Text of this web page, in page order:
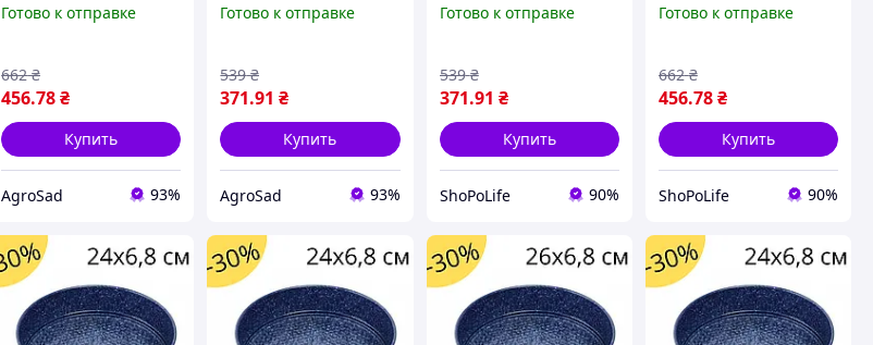
круглая для запекания
Готово к отправке
456.78₴
662 ₴
Купить
AgroSad 93%
круглая для запекания
Готово к отправке
371.91 ₴
539 ₴
Купить
AgroSad 93%
круглая для запекания
Готово к отправке
371.91 ₴
539 ₴
Купить
ShoPoLife 90%
круглая для запекания
Готово к отправке
456.78₴
662 ₴
Купить
ShoPoLife 90%